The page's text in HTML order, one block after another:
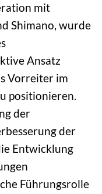
mit
Shimano, wurde
Ansatz
Vorreiter im
positionieren.
der
der
Entwicklung
Führungsrolle